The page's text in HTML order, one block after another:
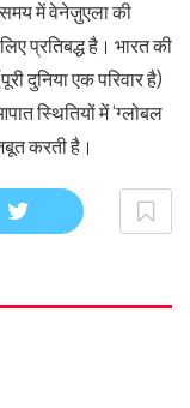
में वेनेज़ुएला की
प्रतिबद्ध है। भारत की
दुनिया एक परिवार है)
स्थितियों में ‘ग्लोबल
करती है।